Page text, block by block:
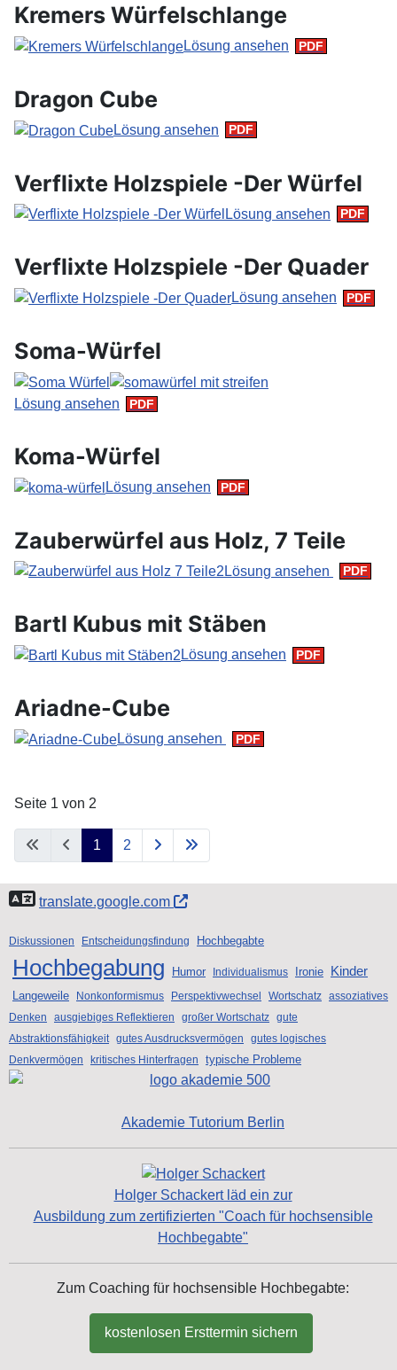
Kremers Würfelschlange
Lösung ansehen
Dragon Cube
Lösung ansehen
Verflixte Holzspiele -Der Würfel
Lösung ansehen
Verflixte Holzspiele -Der Quader
Lösung ansehen
Soma-Würfel
Lösung ansehen
Koma-Würfel
Lösung ansehen
Zauberwürfel aus Holz, 7 Teile
Lösung ansehen
Bartl Kubus mit Stäben
Lösung ansehen
Ariadne-Cube
Lösung ansehen
Seite 1 von 2
1 2
translate.google.com
Diskussionen Entscheidungsfindung Hochbegabte
Hochbegabung Humor Individualismus Ironie Kinder
Langeweile Nonkonformismus Perspektivwechsel Wortschatz assoziatives
Denken
ausgiebiges Reflektieren großer Wortschatz gute
Abstraktionsfähigkeit gutes Ausdrucksvermögen
gutes logisches
Denkvermögen
kritisches Hinterfragen typische Probleme
Akademie Tutorium Berlin
Holger Schackert läd ein zur
Ausbildung zum zertifizierten "Coach für hochsensible
Hochbegabte"
Zum Coaching für hochsensible Hochbegabte:
kostenlosen Ersttermin sichern